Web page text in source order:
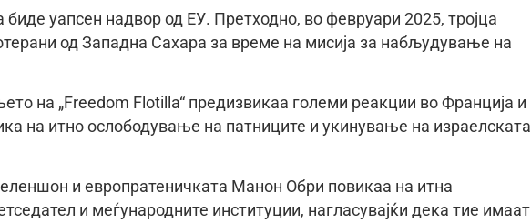
уапсен надвор од ЕУ. Претходно, во февруари 2025, тројца
од Западна Сахара за време на мисија за набљудување на
на „Freedom Flotilla“ предизвикаа големи реакции во Франција и
на итно ослободување на патниците и укинување на израелската
и европратеничката Манон Обри повикаа на итна
и меѓународните институции, нагласувајќи дека тие имаат